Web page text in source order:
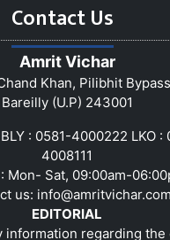
Contact Us
Amrit Vichar
Khan, Pilibhit
Bareilly (U.P) 243001
: 0581-4000222 LKO :
4008111
Mon- Sat, 09:00am-
us: info@amritvichar.com
EDITORIAL
information regarding